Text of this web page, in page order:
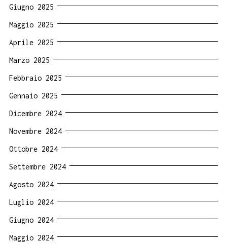
Giugno 2025
Maggio 2025
Aprile 2025
Marzo 2025
Febbraio 2025
Gennaio 2025
Dicembre 2024
Novembre 2024
Ottobre 2024
Settembre 2024
Agosto 2024
Luglio 2024
Giugno 2024
Maggio 2024